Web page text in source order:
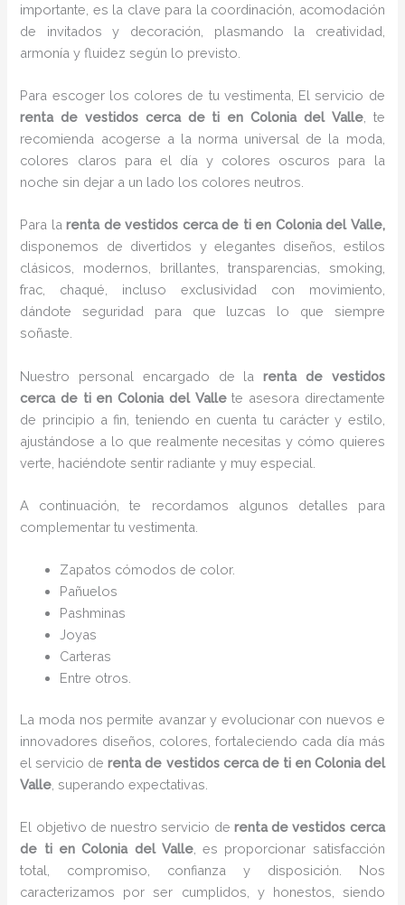
importante, es la clave para la coordinación, acomodación
de invitados y decoración, plasmando la creatividad,
armonía y fluidez según lo previsto.
Para escoger los colores de tu vestimenta, El servicio de
renta de vestidos cerca de ti en Colonia del Valle, te
recomienda acogerse a la norma universal de la moda,
colores claros para el día y colores oscuros para la
noche sin dejar a un lado los colores neutros.
Para larenta de vestidos cerca de ti en Colonia del Valle,
disponemos de divertidos y elegantes diseños, estilos
clásicos, modernos, brillantes, transparencias, smoking,
frac, chaqué, incluso exclusividad con movimiento,
dándote seguridad para que luzcas lo que siempre
soñaste.
Nuestro personal encargado de larenta de vestidos
cerca de ti en Colonia del Vallete asesora directamente
de principio a fin, teniendo en cuenta tu carácter y estilo,
ajustándose a lo que realmente necesitas y cómo quieres
verte, haciéndote sentir radiante y muy especial.
A continuación, te recordamos algunos detalles para
complementar tu vestimenta.
Zapatos cómodos de color.
Pañuelos
Pashminas
Joyas
Carteras
Entre otros.
La moda nos permite avanzar y evolucionar con nuevos e
innovadores diseños, colores, fortaleciendo cada día más
el servicio derenta de vestidos cerca de ti en Colonia del
Valle , superando expectativas.
El objetivo de nuestro servicio de renta de vestidos cerca
de ti en Colonia del Valle, es proporcionar satisfacción
total, compromiso, confianza y disposición. Nos
caracterizamos por ser cumplidos, y honestos, siendo